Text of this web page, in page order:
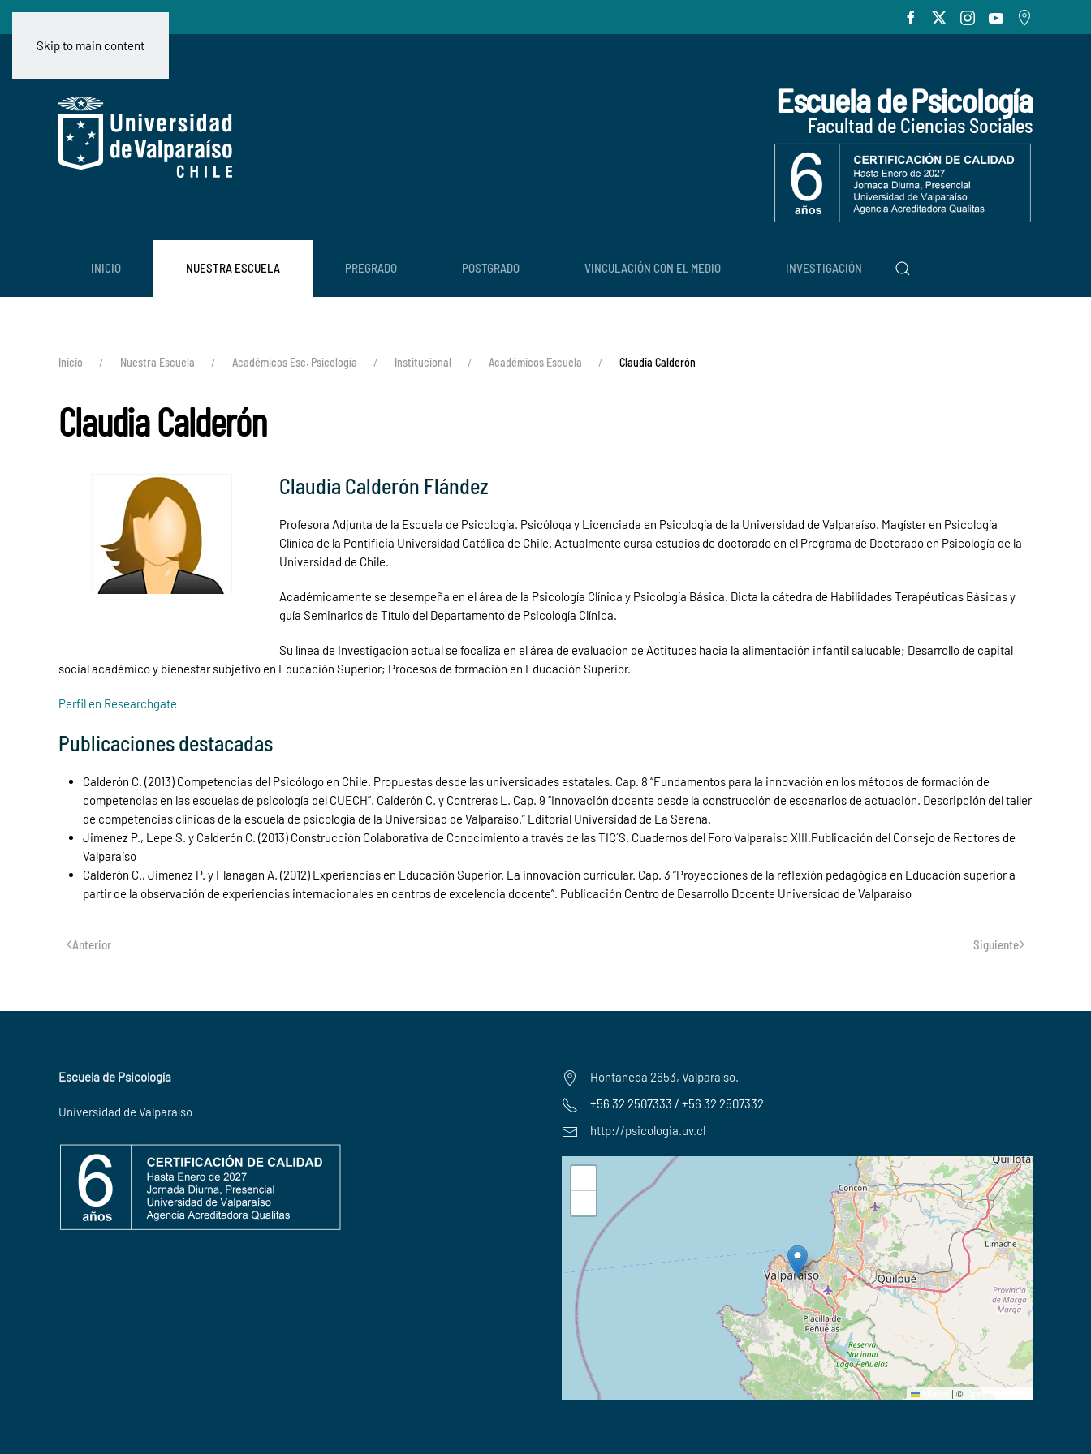
Skip to main content
Escuela de Psicología
Facultad de Ciencias Sociales
INICIO NUESTRA ESCUELA PREGRADO POSTGRADO VINCULACIÓN CON EL MEDIO INVESTIGACIÓN
Inicio Nuestra Escuela Académicos Esc. Psicología Institucional Académicos Escuela Claudia Calderón
Claudia Calderón
Claudia Calderón Flández
Profesora Adjunta de la Escuela de Psicología. Psicóloga y Licenciada en Psicología de la Universidad de Valparaíso. Magíster en Psicología
Clínica de la Pontificia Universidad Católica de Chile. Actualmente cursa estudios de doctorado en el Programa de Doctorado en Psicología de la
Universidad de Chile.
Académicamente se desempeña en el área de la Psicología Clínica y Psicología Básica. Dicta la cátedra de Habilidades Terapéuticas Básicas y
guía Seminarios de Título del Departamento de Psicología Clínica.
Su línea de Investigación actual se focaliza en el área de evaluación de Actitudes hacia la alimentación infantil saludable; Desarrollo de capital
social académico y bienestar subjetivo en Educación Superior; Procesos de formación en Educación Superior.
Perfil en Researchgate
Publicaciones destacadas
Calderón C. (2013) Competencias del Psicólogo en Chile. Propuestas desde las universidades estatales. Cap. 8 “Fundamentos para la innovación en los métodos de formación de
competencias en las escuelas de psicología del CUECH”. Calderón C. y Contreras L. Cap. 9 “Innovación docente desde la construcción de escenarios de actuación. Descripción del taller
de competencias clínicas de la escuela de psicología de la Universidad de Valparaíso.” Editorial Universidad de La Serena.
Jimenez P., Lepe S. y Calderón C. (2013) Construcción Colaborativa de Conocimiento a través de las TIC´S. Cuadernos del Foro Valparaiso XIII.Publicación del Consejo de Rectores de
Valparaíso
Calderón C., Jimenez P. y Flanagan A. (2012) Experiencias en Educación Superior. La innovación curricular. Cap. 3 “Proyecciones de la reflexión pedagógica en Educación superior a
partir de la observación de experiencias internacionales en centros de excelencia docente”. Publicación Centro de Desarrollo Docente Universidad de Valparaíso
Anterior Siguiente
Escuela de Psicología
Universidad de Valparaíso
Hontaneda 2653, Valparaíso.
+56 32 2507333 / +56 32 2507332
http://psicologia.uv.cl
Leaflet | ©